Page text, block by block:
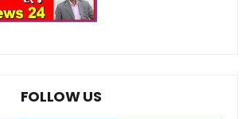
FOLLOW US